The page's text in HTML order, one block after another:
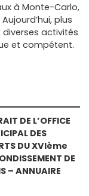
à Monte-Carlo,
plus
activités
et compétent.
DE L’OFFICE
DES
DU XVIème
DE
– ANNUAIRE